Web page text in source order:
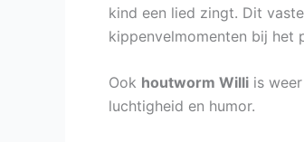
kind een lied zingt. Dit
kippenvelmomenten bij het
Ook houtworm Willi is
luchtigheid en humor.